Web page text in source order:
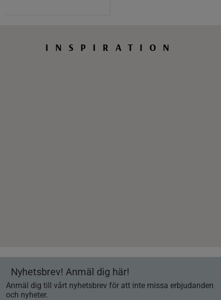
INSPIRATION
Nyhetsbrev! Anmäl dig här!
Anmäl dig till vårt nyhetsbrev för att inte missa erbjudanden
och nyheter.